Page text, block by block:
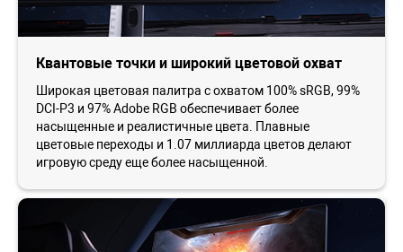
Квантовые точки и широкий цветовой охват
Широкая цветовая палитра с охватом 100% sRGB, 99%
DCI-P3 и 97% Adobe RGB обеспечивает более
насыщенные и реалистичные цвета. Плавные
цветовые переходы и 1.07 миллиарда цветов делают
игровую среду еще более насыщенной.